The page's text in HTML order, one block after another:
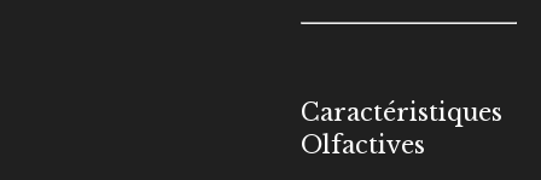
Caractéristiques
Olfactives